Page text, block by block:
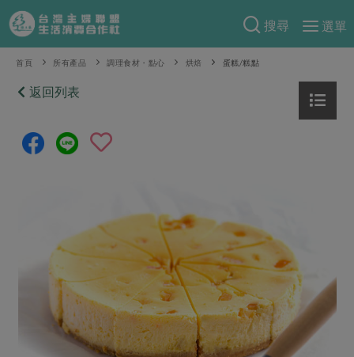
搜尋
選單
產品分類
當季蔬果
芽苗類
乳製品
米麵雜糧
肉品・水產
食譜料理
食材
常備菜
特別企畫
防災用品預購圓滿結束
2026年端午節預購圓滿結束
更多預購活動
當季產品
主婦食堂 一籃菜真心話
社內大小事 合作聯合國
生活提案
樂齡生活 親子食育
認識合作社
關於我們
合作社組織
員工與求才
重要公告
首頁 所有產品 調理食材・點心 烘焙 蛋糕/糕點
返回列表